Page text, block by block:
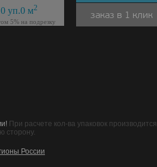
0уп.0м2
5% на подрезку
заказ в 1 клик
При расчете кол-ва упаковок производится
сторону.
России